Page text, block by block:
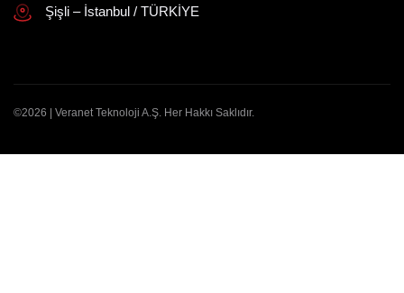
Şişli – İstanbul / TÜRKİYE
©2026 | Veranet Teknoloji A.Ş. Her Hakkı Saklıdır.